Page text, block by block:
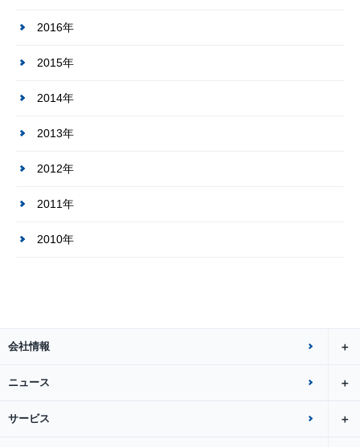
2016年
2015年
2014年
2013年
2012年
2011年
2010年
会社情報
ニュース
サービス